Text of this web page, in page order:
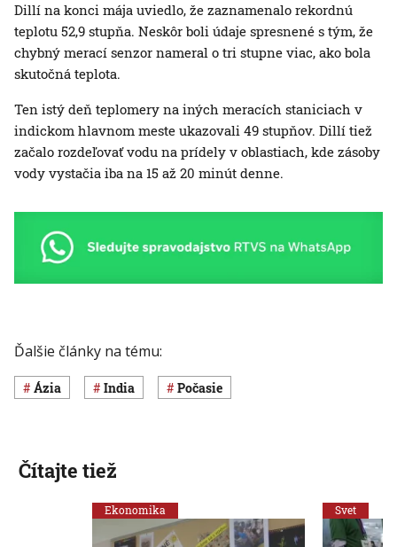
Dillí na konci mája uviedlo, že zaznamenalo rekordnú
teplotu 52,9 stupňa. Neskôr boli údaje spresnené s tým, že
chybný merací senzor nameral o tri stupne viac, ako bola
skutočná teplota.
Ten istý deň teplomery na iných meracích staniciach v
indickom hlavnom meste ukazovali 49 stupňov. Dillí tiež
začalo rozdeľovať vodu na prídely v oblastiach, kde zásoby
vody vystačia iba na 15 až 20 minút denne.
Ďalšie články na tému:
Ázia India Počasie
Čítajte tiež
Ekonomika Svet